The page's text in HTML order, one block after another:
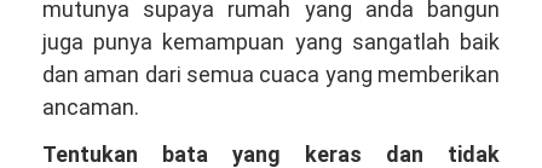
mutunya supaya rumah yang anda bangun
juga punya kemampuan yang sangatlah baik
dan aman dari semua cuaca yang memberikan
ancaman.
Tentukan bata yang keras dan tidak